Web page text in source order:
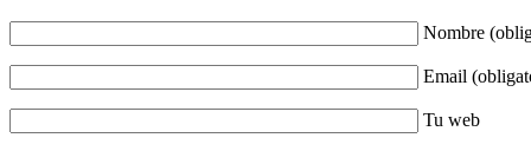
Nombre
Email
Tu web